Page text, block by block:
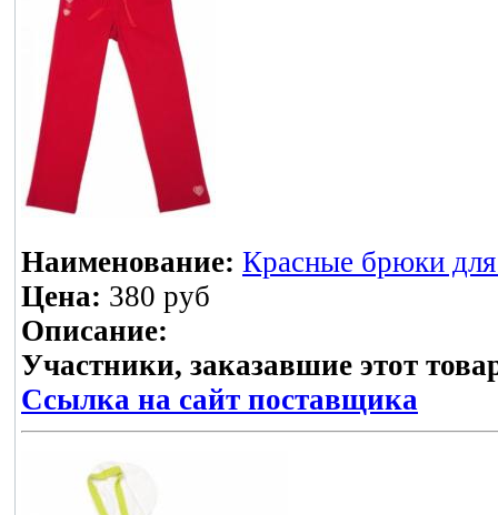
Наименование: Красные брюки
Цена: 380 руб
Описание:
Участники, заказавшие этот
Ссылка на сайт поставщика